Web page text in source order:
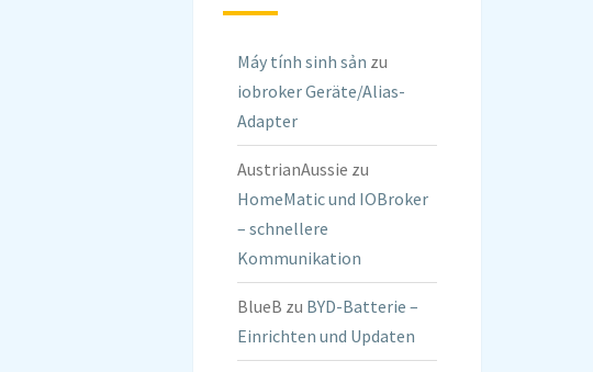
Máy tính sinh sản zu
iobroker Geräte/Alias-
Adapter
AustrianAussie zu
HomeMatic und IOBroker
– schnellere
Kommunikation
BlueB zu BYD-Batterie –
Einrichten und Updaten